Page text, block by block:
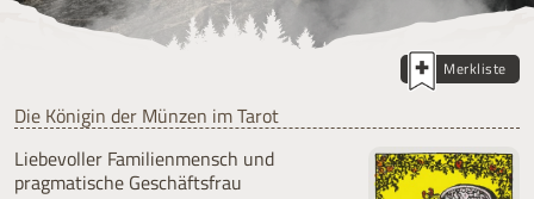
Merkliste
Die Königin der Münzen im Tarot
Liebevoller Familienmensch und
pragmatische Geschäftsfrau